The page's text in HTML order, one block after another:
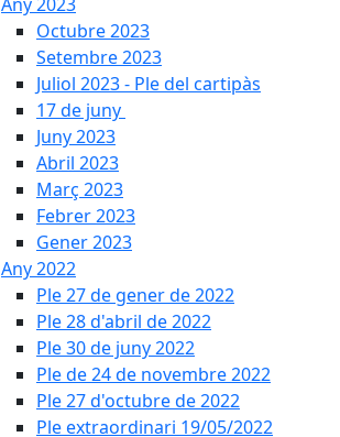
Octubre 2023
Setembre 2023
Juliol 2023 - Ple del cartipàs
17 de juny
Juny 2023
Abril 2023
Març 2023
Febrer 2023
Gener 2023
Any 2022
Ple 27 de gener de 2022
Ple 28 d'abril de 2022
Ple 30 de juny 2022
Ple de 24 de novembre 2022
Ple 27 d'octubre de 2022
Ple extraordinari 19/05/2022